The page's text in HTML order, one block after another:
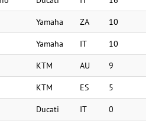
Yamaha ZA 10
Yamaha IT 10
KTM AU 9
KTM ES 5
Ducati IT 0